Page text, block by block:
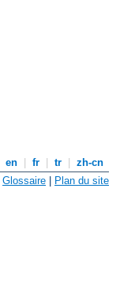
en fr tr
zh-cn
Glossaire | Plan du site